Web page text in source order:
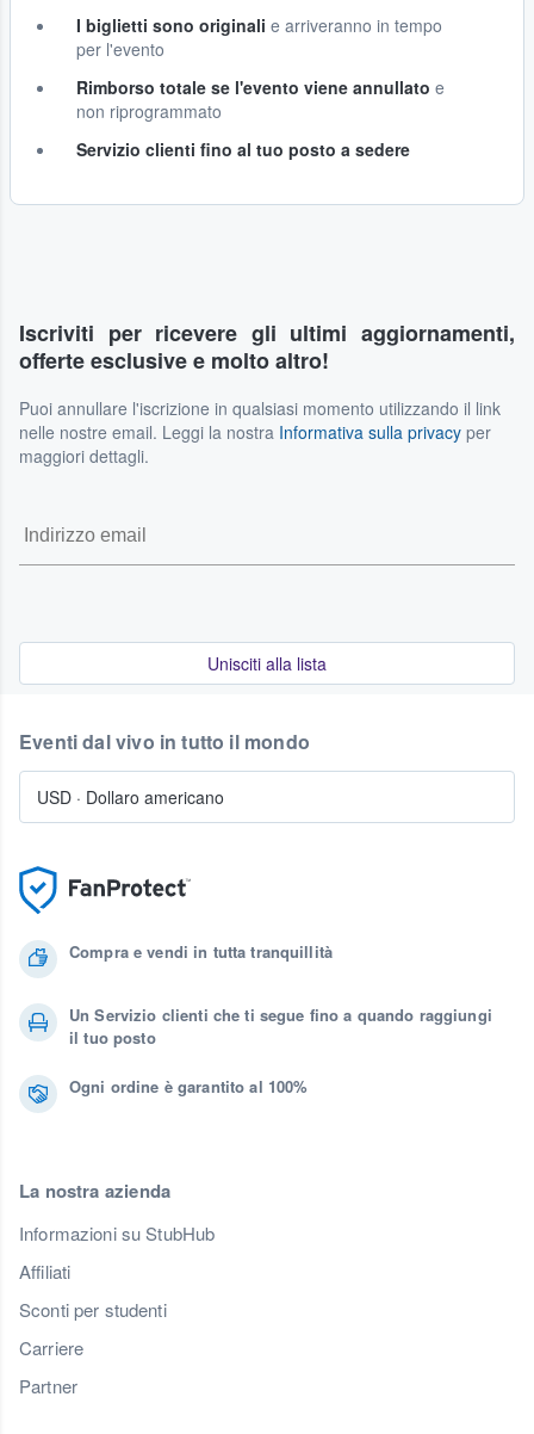
I biglietti sono originali e arriveranno in tempo
per l'evento
Rimborso totale se l'evento viene annullato e
non riprogrammato
Servizio clienti fino al tuo posto a sedere
Iscriviti per ricevere gli ultimi aggiornamenti,
offerte esclusive e molto altro!
Puoi annullare l'iscrizione in qualsiasi momento utilizzando il link
nelle nostre email. Leggi la nostra Informativa sulla privacy per
maggiori dettagli.
Unisciti alla lista
Compra e vendi in tutta tranquillità
Un Servizio clienti che ti segue fino a quando raggiungi
il tuo posto
Ogni ordine è garantito al 100%
La nostra azienda
Informazioni su StubHub
Affiliati
Sconti per studenti
Carriere
Partner
Eventi dal vivo in tutto il mondo
USD · Dollaro americano